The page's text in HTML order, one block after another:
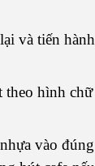
và tiến
hình
vào